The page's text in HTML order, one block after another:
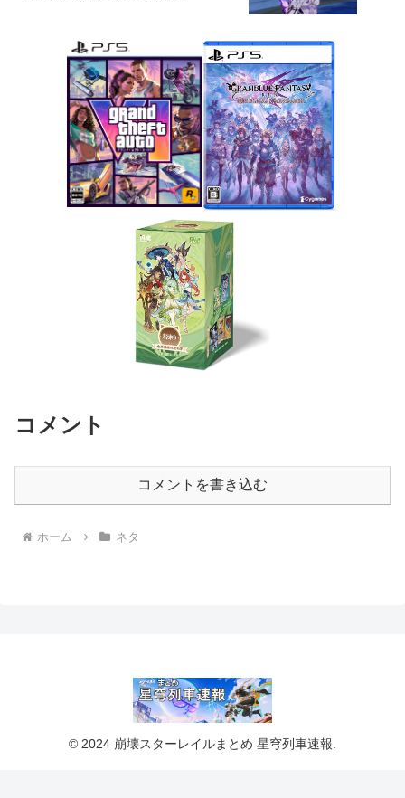
コメント
コメントを書き込む
ホーム ネタ
© 2024 崩壊スターレイルまとめ 星穹列車速報.